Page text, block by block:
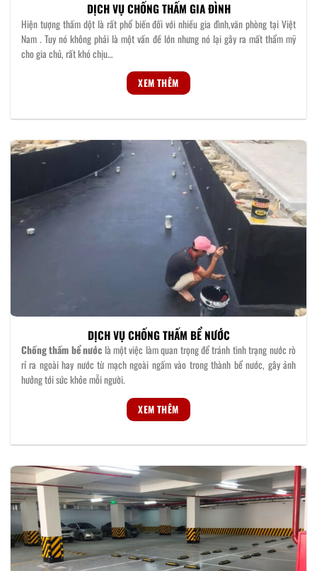
DỊCH VỤ CHỐNG THẤM GIA ĐÌNH
Hiện tượng thấm dột là rất phổ biến đối với nhiều gia đình,văn phòng tại Việt
Nam . Tuy nó không phải là một vấn đề lớn nhưng nó lại gây ra mất thẩm mỹ
cho gia chủ, rất khó chịu…
XEM THÊM
DỊCH VỤ CHỐNG THẤM BỂ NƯỚC
Chống thấm bể nước là một việc làm quan trọng để tránh tình trạng nước rò
rỉ ra ngoài hay nước từ mạch ngoài ngấm vào trong thành bể nước, gây ảnh
hưởng tới sức khỏe mỗi người.
XEM THÊM